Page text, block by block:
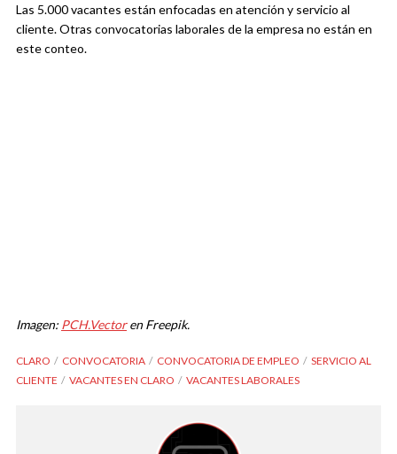
Las 5.000 vacantes están enfocadas en atención y servicio al
cliente. Otras convocatorias laborales de la empresa no están en
este conteo.
Imagen: PCH.Vectoren Freepik.
CLARO CONVOCATORIA CONVOCATORIA DE EMPLEO
SERVICIO AL
CLIENTE
VACANTES EN CLARO VACANTES LABORALES